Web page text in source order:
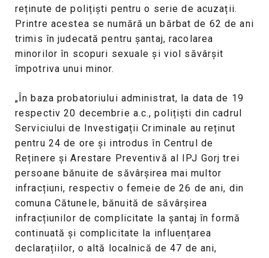
reținute de polițiști pentru o serie de acuzații.
Printre acestea se numără un bărbat de 62 de ani
trimis în judecată pentru șantaj, racolarea
minorilor în scopuri sexuale și viol săvârșit
împotriva unui minor.
„În baza probatoriului administrat, la data de 19
respectiv 20 decembrie a.c., polițiști din cadrul
Serviciului de Investigații Criminale au reținut
pentru 24 de ore și introdus în Centrul de
Reținere și Arestare Preventivă al IPJ Gorj trei
persoane bănuite de săvârșirea mai multor
infracțiuni, respectiv o femeie de 26 de ani, din
comuna Cătunele, bănuită de săvârșirea
infracțiunilor de complicitate la șantaj în formă
continuată și complicitate la influențarea
declarațiilor, o altă localnică de 47 de ani,